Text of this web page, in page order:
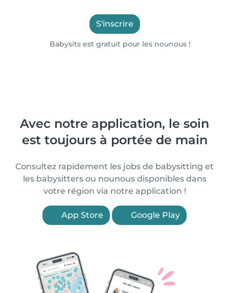
S'inscrire
Babysits est gratuit pour les nounous !
Avec notre application, le soin
est toujours à portée de main
Consultez rapidement les jobs de babysitting et
les babysitters ou nounous disponibles dans
votre région via notre application !
App Store Google Play